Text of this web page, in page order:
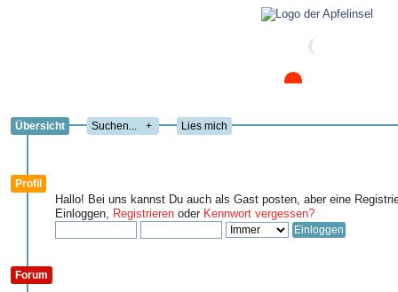
Übersicht + Lies mich
Profil
Hallo! Bei uns kannst Du auch als Gast posten, aber eine
Einloggen, Registrieren oder Kennwort vergessen?
Forum